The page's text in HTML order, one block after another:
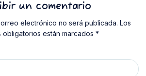
un comentario
electrónico no será publicada. Los
obligatorios están marcados *